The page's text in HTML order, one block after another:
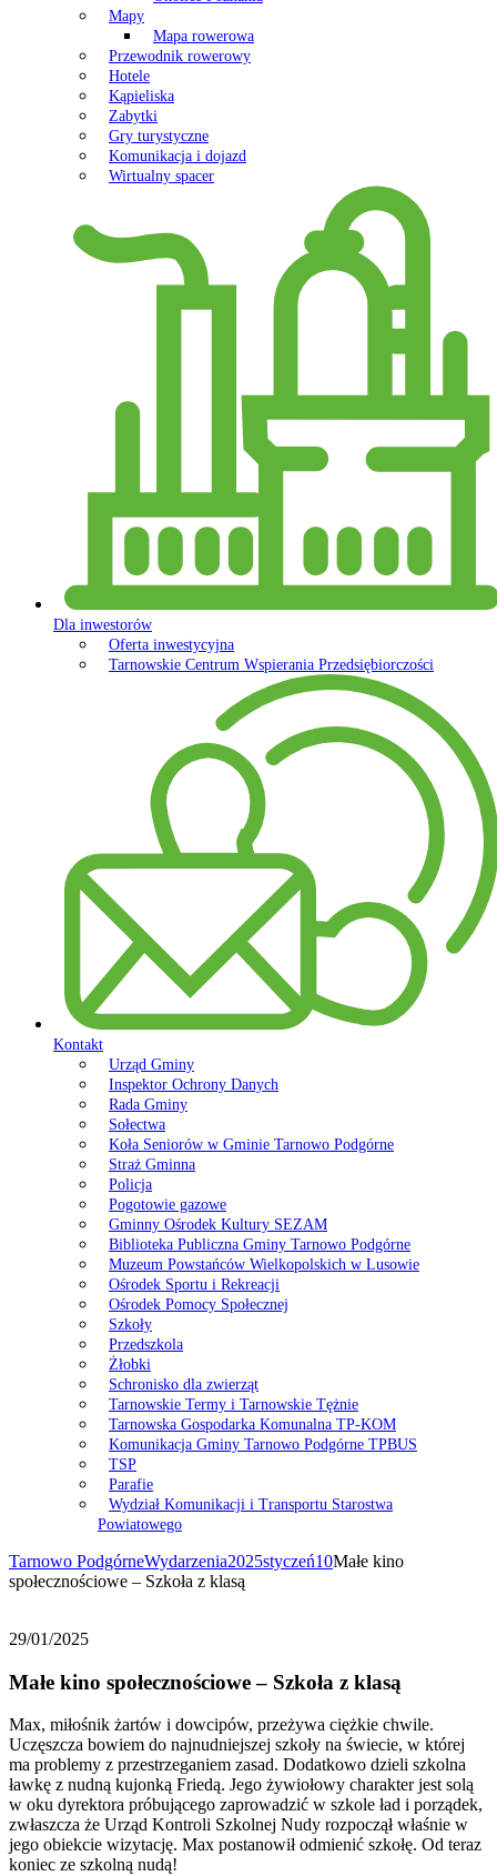
Mapy
Mapa rowerowa
Przewodnik rowerowy
Hotele
Kąpieliska
Zabytki
Gry turystyczne
Komunikacja i dojazd
Wirtualny spacer
Dla inwestorów
Oferta inwestycyjna
Tarnowskie Centrum Wspierania Przedsiębiorczości
Kontakt
Urząd Gminy
Inspektor Ochrony Danych
Rada Gminy
Sołectwa
Koła Seniorów w Gminie Tarnowo Podgórne
Straż Gminna
Policja
Pogotowie gazowe
Gminny Ośrodek Kultury SEZAM
Biblioteka Publiczna Gminy Tarnowo Podgórne
Muzeum Powstańców Wielkopolskich w Lusowie
Ośrodek Sportu i Rekreacji
Ośrodek Pomocy Społecznej
Szkoły
Przedszkola
Żłobki
Schronisko dla zwierząt
Tarnowskie Termy i Tarnowskie Tężnie
Tarnowska Gospodarka Komunalna TP-KOM
Komunikacja Gminy Tarnowo Podgórne TPBUS
TSP
Parafie
Wydział Komunikacji i Transportu Starostwa
Powiatowego
Tarnowo PodgórneWydarzenia2025styczeń10Małe kino
społecznościowe – Szkoła z klasą
29/01/2025
Małe kino społecznościowe – Szkoła z klasą
Max, miłośnik żartów i dowcipów, przeżywa ciężkie chwile.
Uczęszcza bowiem do najnudniejszej szkoły na świecie, w której
ma problemy z przestrzeganiem zasad. Dodatkowo dzieli szkolna
ławkę z nudną kujonką Friedą. Jego żywiołowy charakter jest solą
w oku dyrektora próbującego zaprowadzić w szkole ład i porządek,
zwłaszcza że Urząd Kontroli Szkolnej Nudy rozpoczął właśnie w
jego obiekcie wizytację. Max postanowił odmienić szkołę. Od teraz
koniec ze szkolną nudą!